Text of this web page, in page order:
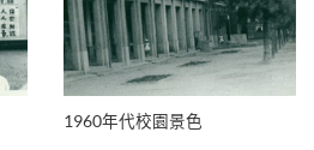
1960年代校園景色